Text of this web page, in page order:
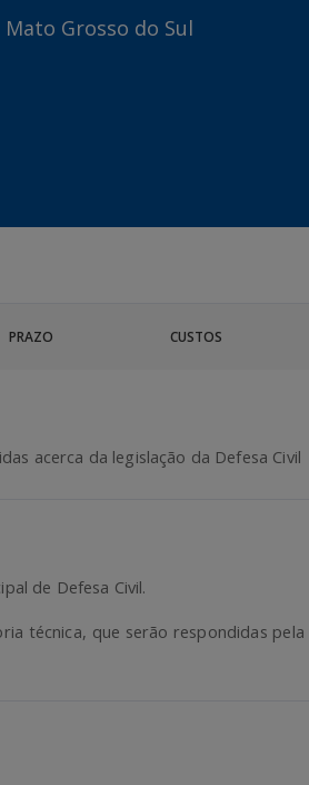
Grosso do Sul
PRAZO CUSTOS
acerca da legislação da Defesa Civil
de Defesa Civil.
técnica, que serão respondidas